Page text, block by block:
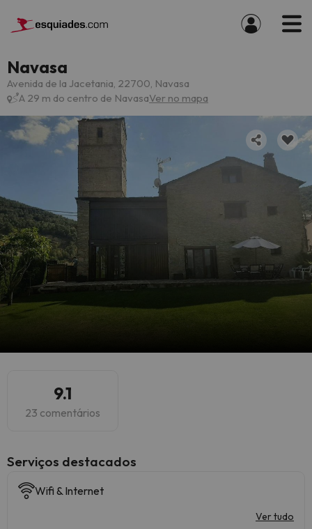
Navasa
Avenida de la Jacetania, 22700, Navasa
A 29 m do centro de NavasaVer no mapa
9.1
23 comentários
Serviços destacados
Wifi & Internet
Ver tudo